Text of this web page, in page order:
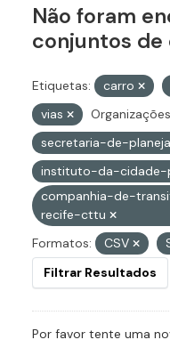
Não foram
conjuntos de
Etiquetas: carro
vias
secretaria-de-
instituto-da-cidade-
companhia-de-
recife-cttu
Formatos:
CSV
Filtrar Resultados
Por favor tente uma